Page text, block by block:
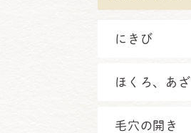
にきび
ほくろ、あざ
毛穴の開き